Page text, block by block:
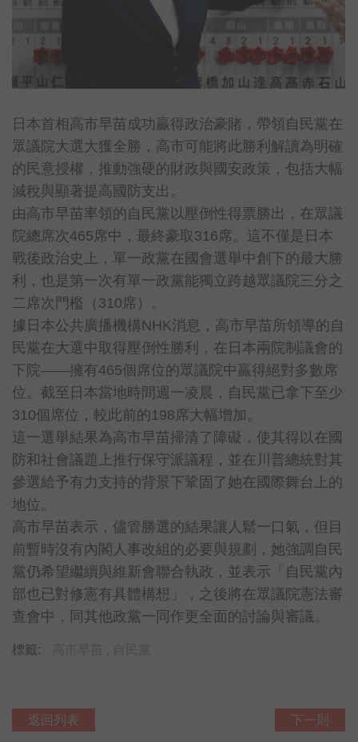
日本首相高市早苗成功贏得政治豪賭，帶領自民黨在
眾議院大選大獲全勝，高市可能將此勝利解讀為明確
的民意授權，推動強硬的財政與國安政策，包括大幅
減稅與顯著提高國防支出。
由高市早苗率領的自民黨以壓倒性得票勝出，在眾議
院總席次465席中，最終豪取316席。這不僅是日本
戰後政治史上，單一政黨在國會選舉中創下的最大勝
利，也是第一次有單一政黨能獨立跨越眾議院三分之
二席次門檻（310席）。
據日本公共廣播機構NHK消息，高市早苗所領導的自
民黨在大選中取得壓倒性勝利，在日本兩院制議會的
下院——擁有465個席位的眾議院中贏得絕對多數席
位。截至日本當地時間週一凌晨，自民黨已拿下至少
310個席位，較此前的198席大幅增加。
這一選舉結果為高市早苗掃清了障礙，使其得以在國
防和社會議題上推行保守派議程，並在川普總統對其
參選給予有力支持的背景下鞏固了她在國際舞台上的
地位。
高市早苗表示，儘管勝選的結果讓人鬆一口氣，但目
前暫時沒有內閣人事改組的必要與規劃，她強調自民
黨仍希望繼續與維新會聯合執政，並表示「自民黨內
部也已對修憲有具體構想」，之後將在眾議院憲法審
查會中，同其他政黨一同作更全面的討論與審議。
標籤:
返回列表 下一則